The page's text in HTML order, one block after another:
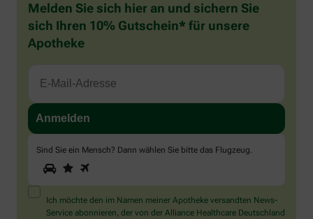
Melden Sie sich hier an und sichern Sie
sich Ihren 10% Gutschein* für unsere
Apotheke
Sind Sie ein Mensch? Dann wählen Sie bitte das Flugzeug.
Sind
Sie
ein
Mensch?
Dann
1 2
Ich möchte den im Namen meiner Apotheke versandten News-
Service abonnieren, der von der Alliance Healthcare Deutschland